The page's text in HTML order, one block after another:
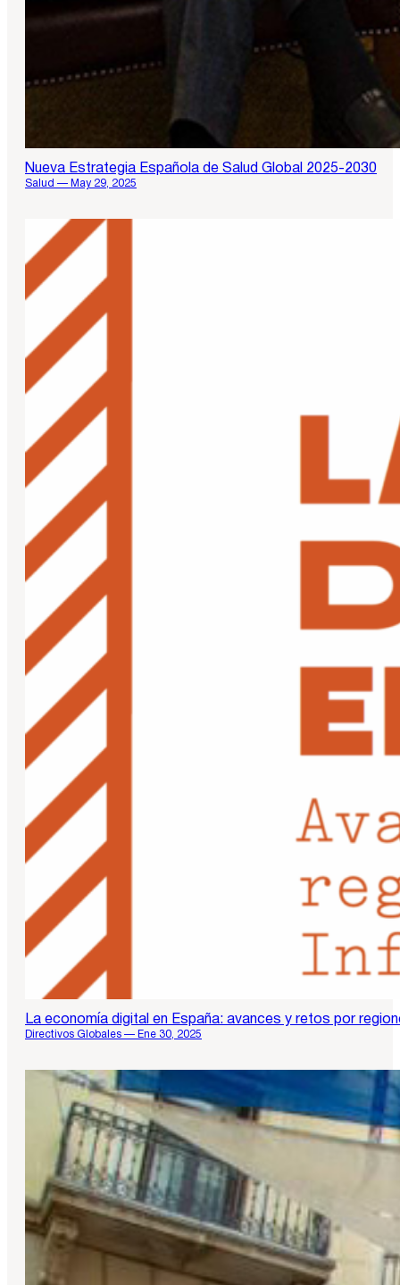
Nueva Estrategia Española de Salud Global 2025-2030
Salud — May 29, 2025
La economía digital en España: avances y retos por
Directivos Globales — Ene 30, 2025